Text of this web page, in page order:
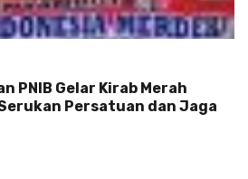
PNIB Gelar Kirab Merah
Persatuan dan Jaga